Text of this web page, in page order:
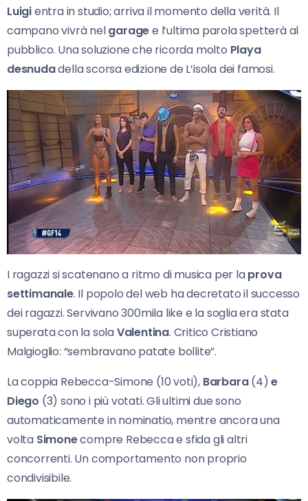
Luigientra in studio; arriva il momento della verità. Il
campano vivrà nelgaragee l’ultima parola spetterà al
pubblico. Una soluzione che ricorda molto Playa
desnudadella scorsa edizione de L’isola dei famosi.
I ragazzi si scatenano a ritmo di musica per laprova
settimanale. Il popolo del web ha decretato il successo
dei ragazzi. Servivano 300mila like e la soglia era stata
superata con la solaValentina. Critico Cristiano
Malgioglio: “sembravano patate bollite”.
La coppia Rebecca-Simone (10 voti), Barbara(4) e
Diego (3) sono i più votati. Gli ultimi due sono
automaticamente in nominatio, mentre ancora una
volta Simonecompre Rebecca e sfida gli altri
concorrenti. Un comportamento non proprio
condivisibile.